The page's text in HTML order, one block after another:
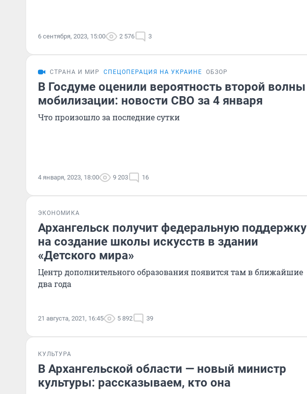
6 сентября, 2023, 15:00 2 576 3
СТРАНА И МИР СПЕЦОПЕРАЦИЯ НА УКРАИНЕ ОБЗОР
В Госдуме оценили вероятность второй волны
мобилизации: новости СВО за 4 января
Что произошло за последние сутки
4 января, 2023, 18:00 9 203 16
ЭКОНОМИКА
Архангельск получит федеральную поддержку
на создание школы искусств в здании
«Детского мира»
Центр дополнительного образования появится там в ближайшие
два года
21 августа, 2021, 16:45 5 892 39
КУЛЬТУРА
В Архангельской области — новый министр
культуры: рассказываем, кто она